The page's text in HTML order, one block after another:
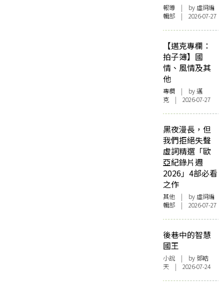
報導 | by 虛詞編
輯部 | 2026-07-27
【邁克專欄：
拍子簿】國
情、風情及其
他
專欄 | by邁
克 | 2026-07-27
黑夜漫長，但
我們拒絕失聲
虛詞精選「歐
亞紀錄片週
2026」4部必看
之作
其他 | by 虛詞編
輯部 | 2026-07-27
後巷中的智慧
國王
小說 | by 鄧皓
天 | 2026-07-24